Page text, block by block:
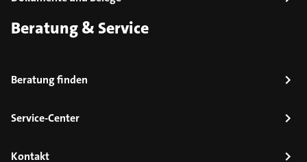
Beratung & Service
Beratung finden
Service-Center
Kontakt